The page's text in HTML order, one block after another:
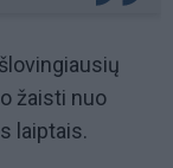
žaisti nuo
laiptais.